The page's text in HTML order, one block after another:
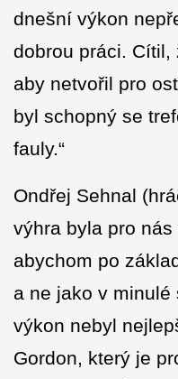
dnešní výkon
dobrou práci. Cítil,
aby netvořil pro
byl schopný se
fauly.“
Ondřej Sehnal
výhra byla pro
abychom po
a ne jako v
výkon nebyl
Gordon, který je